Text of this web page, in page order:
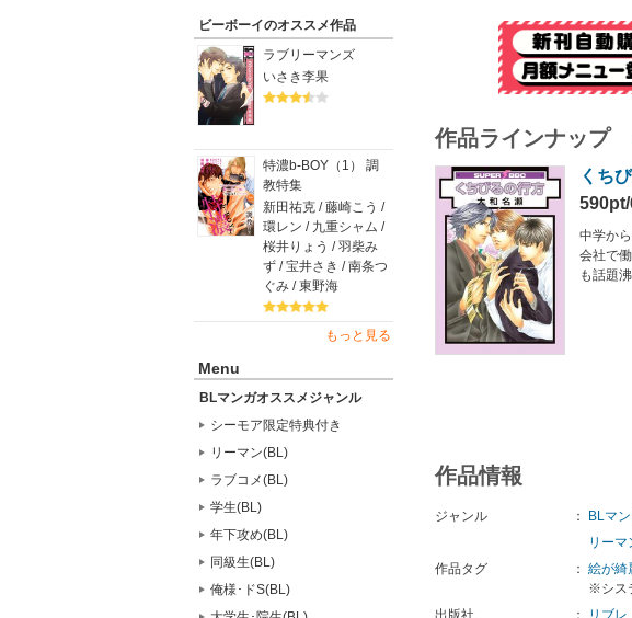
ビーボーイのオススメ作品
ラブリーマンズ
いさき李果
特濃b-BOY（1） 調
教特集
新田祐克 / 藤崎こう /
環レン / 九重シャム /
桜井りょう / 羽柴み
ず / 宝井さき / 南条つ
ぐみ / 東野海
もっと見る
Menu
BLマンガオススメジャンル
シーモア限定特典付き
リーマン(BL)
ラブコメ(BL)
学生(BL)
年下攻め(BL)
同級生(BL)
俺様･ドS(BL)
作品ラインナップ
くち
中学か
会社で
も話題
作品情報
ジャンル ：
BLマ
リーマ
作品タグ
： 絵が綺
※シス
出版社
：
リブレ